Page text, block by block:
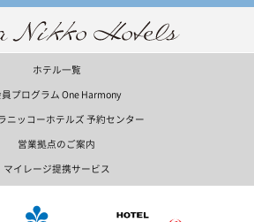
ホテル一覧
プログラム One Harmony
ニッコーホテルズ 予約センター
営業拠点のご案内
マイレージ提携サービス